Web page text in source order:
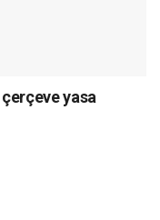
çerçeve yasa